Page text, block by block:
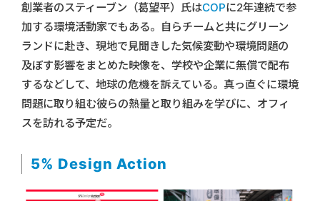
創業者のスティーブン（葛望平）氏はCOPに2年連続で参
加する環境活動家でもある。自らチームと共にグリーン
ランドに赴き、現地で見聞きした気候変動や環境問題の
及ぼす影響をまとめた映像を、学校や企業に無償で配布
するなどして、地球の危機を訴えている。真っ直ぐに環境
問題に取り組む彼らの熱量と取り組みを学びに、オフィ
スを訪れる予定だ。
5% Design Action